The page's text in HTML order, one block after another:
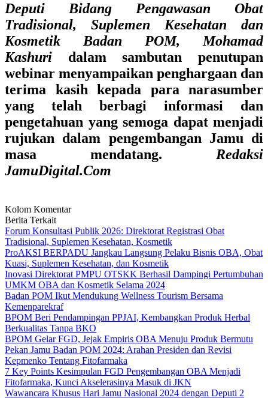
Deputi Bidang Pengawasan Obat
Tradisional, Suplemen Kesehatan dan
Kosmetik Badan POM, Mohamad
Kashuri dalam sambutan penutupan
webinar menyampaikan penghargaan dan
terima kasih kepada para narasumber
yang telah berbagi informasi dan
pengetahuan yang semoga dapat menjadi
rujukan dalam pengembangan Jamu di
masa mendatang. Redaksi
JamuDigital.Com
Kolom Komentar
Berita Terkait
Forum Konsultasi Publik 2026: Direktorat Registrasi Obat
Tradisional, Suplemen Kesehatan, Kosmetik
ProAKSI BERPADU Jangkau Langsung Pelaku Bisnis OBA, Obat
Kuasi, Suplemen Kesehatan, dan Kosmetik
Inovasi Direktorat PMPU OTSKK Berhasil Dampingi Pertumbuhan
UMKM OBA dan Kosmetik Selama 2024
Badan POM Ikut Mendukung Wellness Tourism Bersama
Kemenparekraf
BPOM Beri Pendampingan PPJAI, Kembangkan Produk Herbal
Berkualitas Tanpa BKO
BPOM Gelar FGD, Jejak Empiris OBA Menuju Produk Bermutu
Pekan Jamu Badan POM 2024: Arahan Presiden dan Revisi
Kepmenko Tentang Fitofarmaka
7 Key Points Kesimpulan FGD Pengembangan OBA Menjadi
Fitofarmaka, Kunci Akselerasinya Masuk di JKN
Wawancara Khusus Hari Jamu Nasional 2024 dengan Deputi 2